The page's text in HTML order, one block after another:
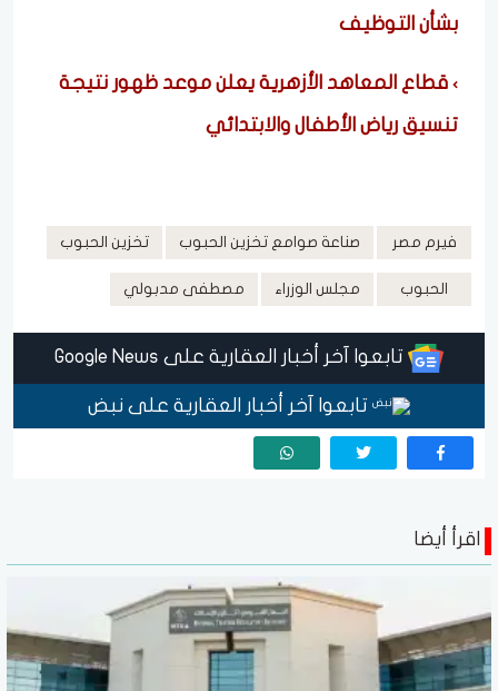
بشأن التوظيف
قطاع المعاهد الأزهرية يعلن موعد ظهور نتيجة
تنسيق رياض الأطفال والابتدائي
فيرم مصر صناعة صوامع تخزين الحبوب تخزين الحبوب
الحبوب مجلس الوزراء مصطفى مدبولي
تابعوا آخر أخبار العقارية على Google News
تابعوا آخر أخبار العقارية على نبض
اقرأ أيضا